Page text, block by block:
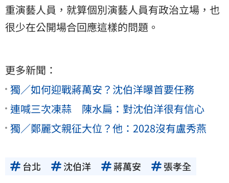
重演藝人員，就算個別演藝人員有政治立場，也
很少在公開場合回應這樣的問題。
更多新聞：
獨／如何迎戰蔣萬安？沈伯洋曝首要任務
連喊三次凍蒜 陳水扁：對沈伯洋很有信心
獨／鄭麗文親征大位？他：2028沒有盧秀燕
台北 沈伯洋 蔣萬安 張孝全